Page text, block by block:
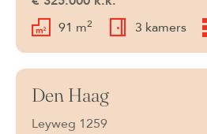
91 m2 3 kamers
Verkocht onder voorbehoud
Den Haag
Leyweg 1259